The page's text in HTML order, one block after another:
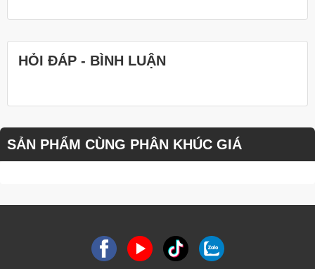
HỎI ĐÁP - BÌNH LUẬN
SẢN PHẨM CÙNG PHÂN KHÚC GIÁ